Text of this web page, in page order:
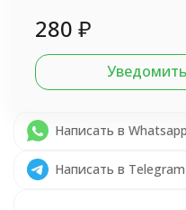
280 ₽
Написать в Whatsapp
Написать в Telegram